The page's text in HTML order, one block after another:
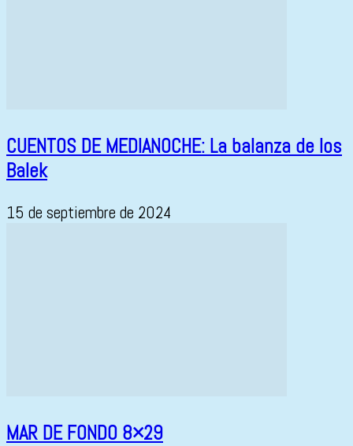
CUENTOS DE MEDIANOCHE: La balanza de los
Balek
15 de septiembre de 2024
MAR DE FONDO 8×29